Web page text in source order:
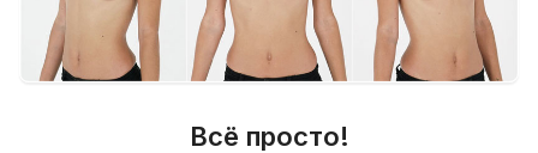
Всё просто!